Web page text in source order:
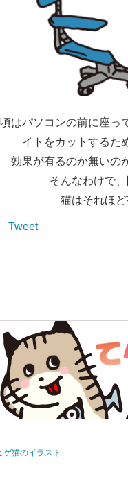
頃はパソコンの前に座っ
イトをカットするた
効果が有るのか無いの
そんなわけで
猫はそれほ
Tweet
ゲ猫のイラスト